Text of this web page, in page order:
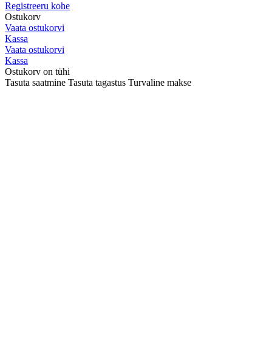
Registreeru kohe
Ostukorv
Vaata ostukorvi
Kassa
Vaata ostukorvi
Kassa
Ostukorv on tühi
Tasuta saatmine Tasuta tagastus Turvaline makse